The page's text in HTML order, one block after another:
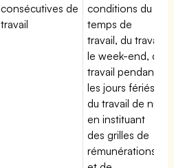
consécutives de
travail
conditions du
temps de
travail, du travail
le week-end, du
travail pendant
les jours fériés,
du travail de nuit
en instituant
des grilles de
rémunérations